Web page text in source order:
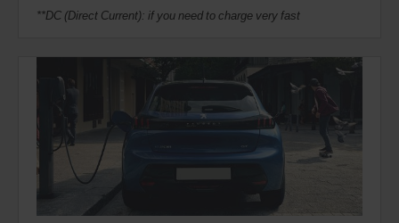
**DC (Direct Current): if you need to charge very fast